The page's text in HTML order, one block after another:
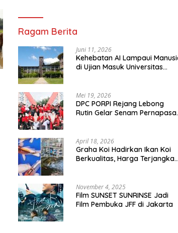
Ragam Berita
Juni 11, 2026
Kehebatan AI Lampaui
di Ujian Masuk Universitas
Mei 19, 2026
DPC PORPI Rejang Lebong
Rutin Gelar Senam
April 18, 2026
Graha Koi Hadirkan Ikan Koi
Berkualitas, Harga Terjangkau
November 4, 2025
Film SUNSET SUNRINSE Jadi
Film Pembuka JFF di Jakarta